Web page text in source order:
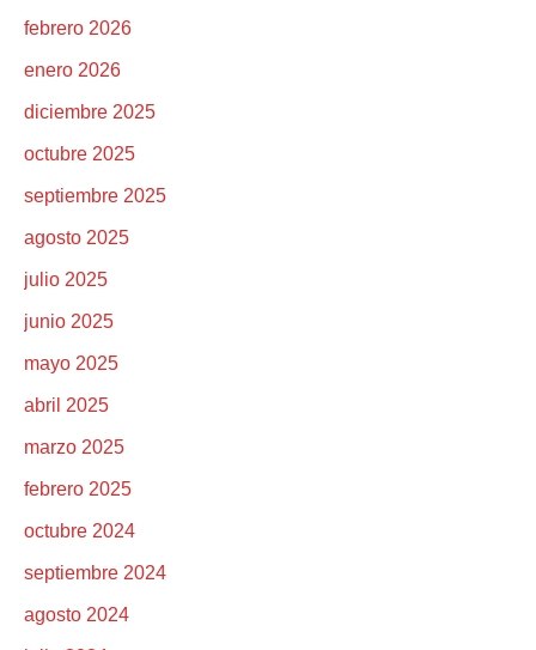
febrero 2026
enero 2026
diciembre 2025
octubre 2025
septiembre 2025
agosto 2025
julio 2025
junio 2025
mayo 2025
abril 2025
marzo 2025
febrero 2025
octubre 2024
septiembre 2024
agosto 2024